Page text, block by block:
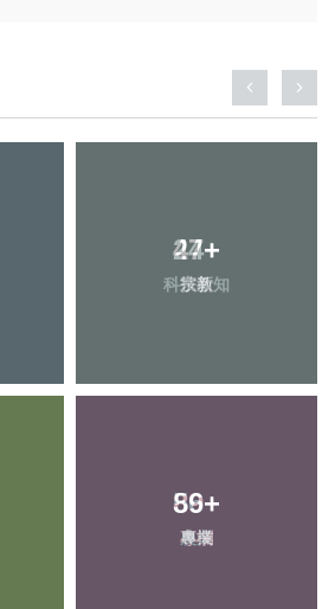
24+
科技新知
89+
專欄